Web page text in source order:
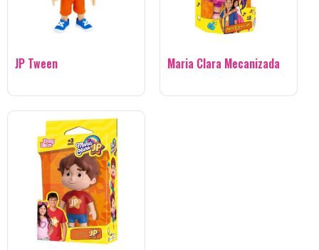
JP Tween Maria Clara Mecanizada